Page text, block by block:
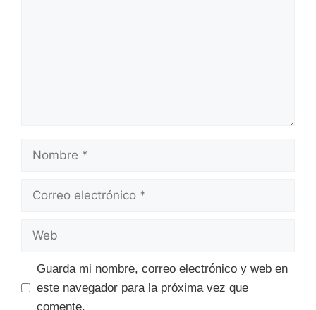
Nombre
Correo
Web
Guarda mi nombre, correo electrónico y web en
este navegador para la próxima vez que
comente.